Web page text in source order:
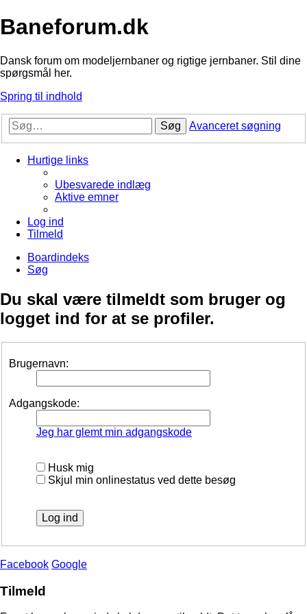
Baneforum.dk
Dansk forum om modeljernbaner og rigtige jernbaner. Stil dine
spørgsmål her.
Spring til indhold
Søg Avanceret søgning
Hurtige links
Ubesvarede indlæg
Aktive emner
Log ind
Tilmeld
Boardindeks
Søg
Du skal være tilmeldt som bruger og
logget ind for at se profiler.
Brugernavn:
Adgangskode:
Jeg har glemt min adgangskode
Husk mig
Skjul min onlinestatus ved dette besøg
Facebook Google
Tilmeld